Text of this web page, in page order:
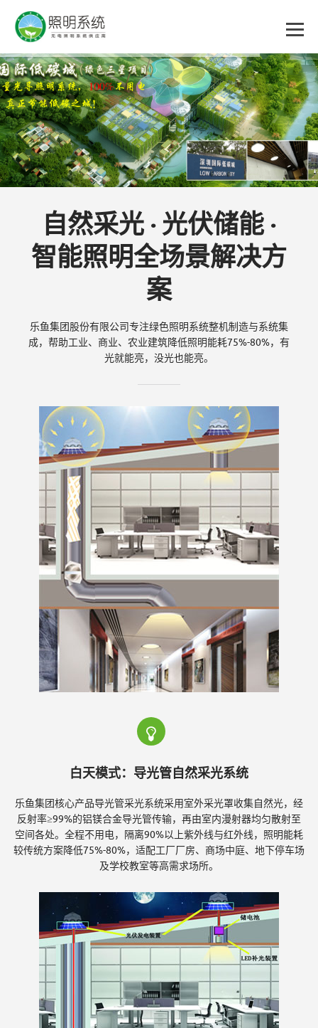
乐
鱼
集
团
份
有
限
公
司
光
管
采
光
自然采光 · 光伏储能 ·
智能照明全场景解决方
案
乐鱼集团股份有限公司专注绿色照明系统整机制造与系统集
成，帮助工业、商业、农业建筑降低照明能耗75%-80%，有
光就能亮，没光也能亮。
白天模式：导光管自然采光系统
乐鱼集团核心产品导光管采光系统采用室外采光罩收集自然光，经
反射率≥99%的铝镁合金导光管传输，再由室内漫射器均匀散射至
空间各处。全程不用电，隔离90%以上紫外线与红外线，照明能耗
较传统方案降低75%-80%，适配工厂厂房、商场中庭、地下停车场
及学校教室等高需求场所。